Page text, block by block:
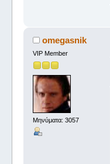
omegasnik
VIP Member
Μηνύματα: 3057